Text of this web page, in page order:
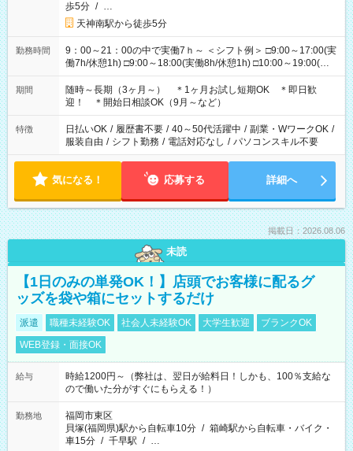
歩5分 / …
天神南駅から徒歩5分
勤務時間
9：00～21：00の中で実働7ｈ～ ＜シフト例＞ □9:00～17:00(実
働7h/休憩1h) □9:00～18:00(実働8h/休憩1h) □10:00～19:00(実
働8h/休憩1h) □11:00～20:00(実働8h/休憩1h) □12:00～20:00(実
働7h/休憩1h) □12:00～21:00(実働7h/休憩1h) ＊固定OK ＊選べ
る時間帯！
期間
随時～長期（3ヶ月～） ＊1ヶ月お試し短期OK ＊即日歓
迎！ ＊開始日相談OK（9月～など）
特徴 日払いOK / 履歴書不要 / 40～50代活躍中 / 副業・WワークOK /
服装自由 / シフト勤務 / 電話対応なし / パソコンスキル不要
気になる！ 応募する 詳細へ
掲載日：2026.08.06
未読
【1日のみの単発OK！】店頭でお客様に配るグ
ッズを袋や箱にセットするだけ
派遣 職種未経験OK 社会人未経験OK 大学生歓迎
ブランクOK
WEB登録・面接OK
給与
時給1200円～（弊社は、翌日が給料日！しかも、100％支給な
ので働いた分がすぐにもらえる！）
勤務地
福岡市東区
貝塚(福岡県)駅から自転車10分 / 箱崎駅から自転車・バイク・
車15分 / 千早駅 / …